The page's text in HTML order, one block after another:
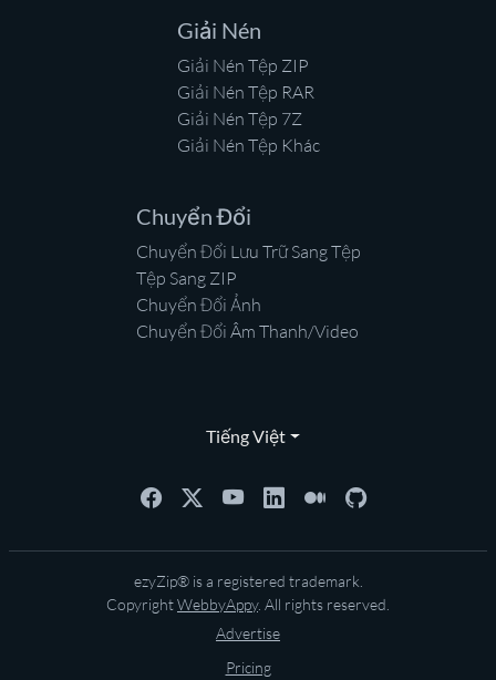
Giải Nén
Giải Nén Tệp ZIP
Giải Nén Tệp RAR
Giải Nén Tệp 7Z
Giải Nén Tệp Khác
Chuyển Đổi
Chuyển Đổi Lưu Trữ Sang Tệp
Tệp Sang ZIP
Chuyển Đổi Ảnh
Chuyển Đổi Âm Thanh/Video
Tiếng Việt
ezyZip® is a registered trademark.
CopyrightWebbyAppy. All rights reserved.
Advertise
Pricing